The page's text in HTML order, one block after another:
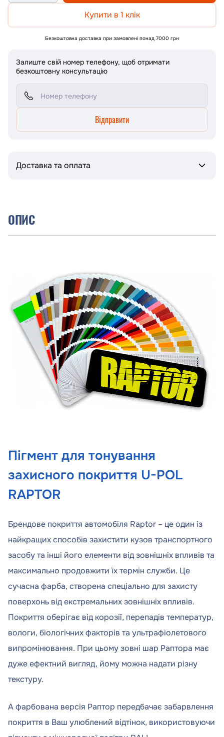
Купити в 1 клік
Безкоштовна доставка при замовлені понад 7000 грн
Залиште свій номер телефону, щоб отримати
безкоштовну консультацію
Відправити
Доставка та оплата
ОПИС
Пігмент для тонування
захисного покриття U-POL
RAPTOR
Брендове покриття автомобіля Raptor – це один із
найкращих способів захистити кузов транспортного
засобу та інші його елементи від зовнішніх впливів та
максимально продовжити їх термін служби. Це
сучасна фарба, створена спеціально для захисту
поверхонь від екстремальних зовнішніх впливів.
Покриття оберігає від корозії, перепадів температур,
вологи, біологічних факторів та ультрафіолетового
випромінювання. При цьому зовні шар Раптора має
дуже ефектний вигляд, йому можна надати різну
текстуру.
А фарбована версія Раптор передбачає забарвлення
покриття в Ваш улюблений відтінок, використовуючи